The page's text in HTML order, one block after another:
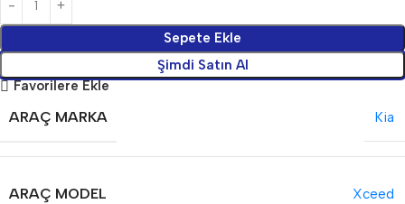
Sepete Ekle
Şimdi Satın Al
Favorilere Ekle
ARAÇ MARKA Kia
ARAÇ MODEL Xceed